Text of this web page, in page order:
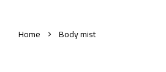
Home Body mist